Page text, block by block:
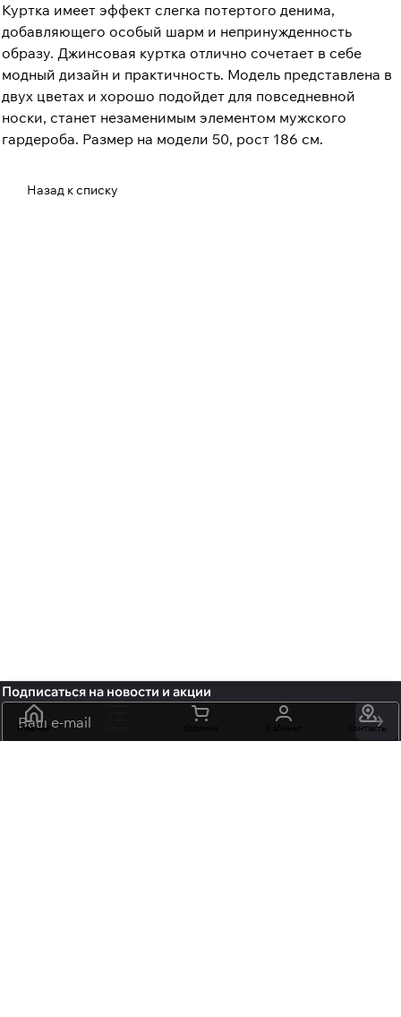
Куртка имеет эффект слегка потертого денима,
добавляющего особый шарм и непринужденность
образу. Джинсовая куртка отлично сочетает в себе
модный дизайн и практичность. Модель представлена в
двух цветах и хорошо подойдет для повседневной
носки, станет незаменимым элементом мужского
гардероба. Размер на модели 50, рост 186 см.
Назад к списку
Главная Контакты
Подписаться на новости и акции
политикой